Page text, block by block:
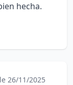
hecha.
26/11/2025